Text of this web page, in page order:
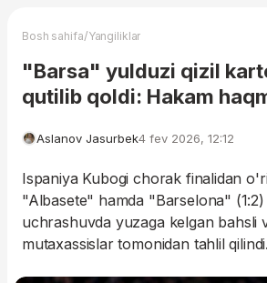
Bosh sahifa/Yangiliklar
"Barsa" yulduzi qizil
qutilib qoldi: Hakam
Aslanov Jasurbek4 fev 2026, 12:12
Ispaniya Kubogi chorak finalidan
"Albasete" hamda "Barselona"
uchrashuvda yuzaga kelgan bahsli
mutaxassislar tomonidan tahlil qilindi.